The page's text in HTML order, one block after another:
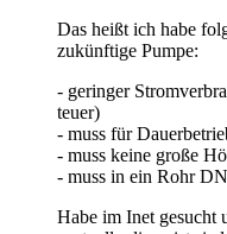
Das heißt ich habe
zukünftige Pumpe:
- geringer
teuer)
- muss für
- muss keine große
- muss in ein Rohr
Habe im Inet gesucht